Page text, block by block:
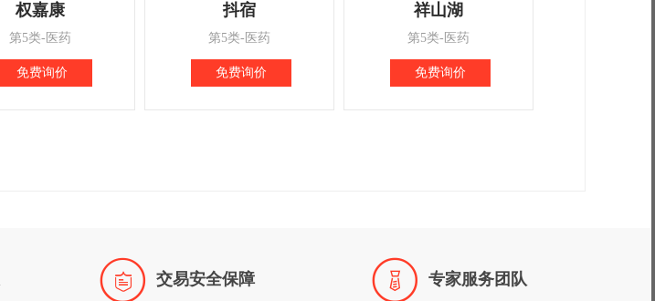
权嘉康
第5类-医药
免费询价
抖宿
第5类-医药
免费询价
祥山湖
第5类-医药
免费询价
 交易安全保障  专家服务团队